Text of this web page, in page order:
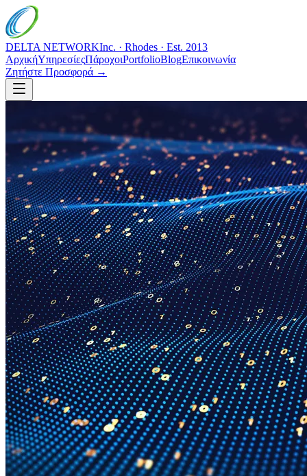
DELTA NETWORKInc. · Rhodes · Est. 2013
ΑρχικήΥπηρεσίεςΠάροχοιPortfolioBlogΕπικοινωνία
Ζητήστε Προσφορά →